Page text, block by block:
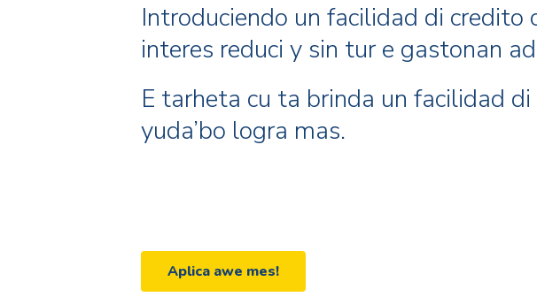
Introduciendo un facilidad di
interes reduci y sin tur e gastonan
E tarheta cu ta brinda un facilidad
yuda’bo logra mas.
Aplica awe mes!